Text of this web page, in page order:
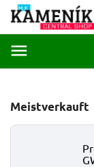
Meistverkauft